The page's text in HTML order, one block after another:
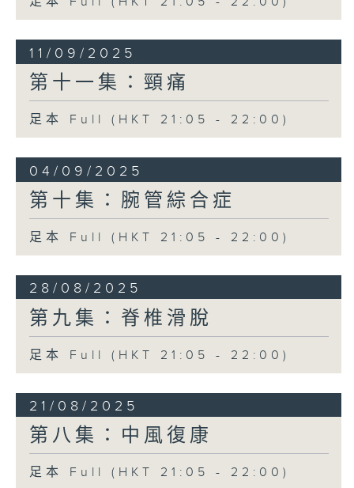
11/09/2025
第十一集：頸痛
足本 Full (HKT 21:05 - 22:00)
04/09/2025
第十集：腕管綜合症
足本 Full (HKT 21:05 - 22:00)
28/08/2025
第九集：脊椎滑脫
足本 Full (HKT 21:05 - 22:00)
21/08/2025
第八集：中風復康
足本 Full (HKT 21:05 - 22:00)